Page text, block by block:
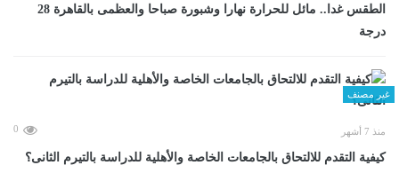
الطقس غدا.. مائل للحرارة نهارا وشبورة صباحا والعظمى بالقاهرة 28
درجة
غير مصنف
منذ 7 أشهر 0
كيفية التقدم للالتحاق بالجامعات الخاصة والأهلية للدراسة بالتيرم الثانى؟